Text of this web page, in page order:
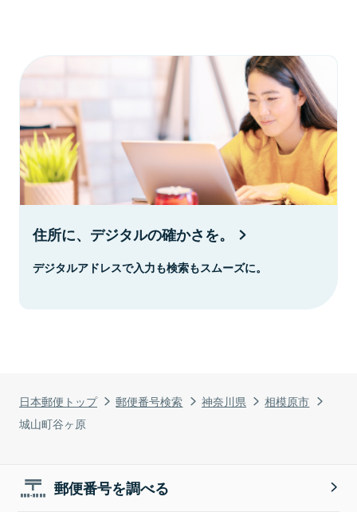
日本郵便トップ 郵便番号検索 神奈川県
相模原市
城山町谷ヶ原
住所に、デジタルの確かさを。
デジタルアドレスで入力も検索もスムーズに。
郵便番号を調べる